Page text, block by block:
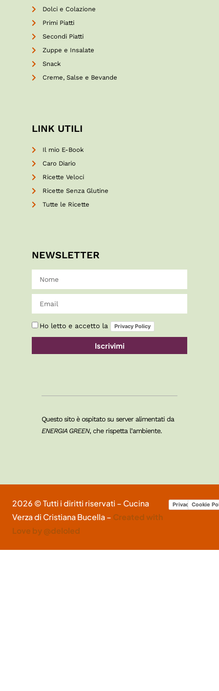
Dolci e Colazione
Primi Piatti
Secondi Piatti
Zuppe e Insalate
Snack
Creme, Salse e Bevande
LINK UTILI
Il mio E-Book
Caro Diario
Ricette Veloci
Ricette Senza Glutine
Tutte le Ricette
NEWSLETTER
Ho letto e accetto la Privacy Policy
Iscrivimi
Questo sito è ospitato su server alimentati da
ENERGIA GREEN, che rispetta l’ambiente.
2026 © Tutti i diritti riservati – Cucina
Verza di Cristiana Bucella – Created with
Love by @deloled
Privacy Policy
Cookie